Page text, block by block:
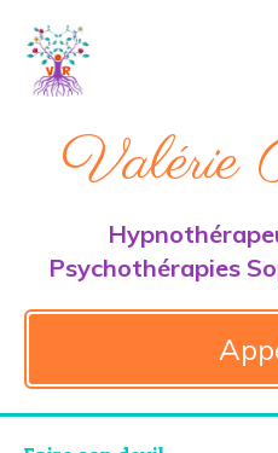
Valérie
Psychothérapies